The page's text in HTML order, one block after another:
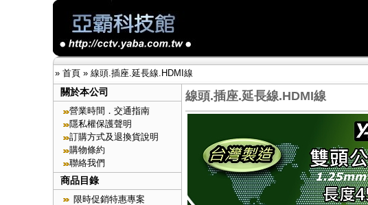
» 首頁» 線頭.插座.延長線.HDMI線
關於本公司
營業時間．交通指南
隱私權保護聲明
訂購方式及退換貨說明
購物條約
聯絡我們
商品目錄
限時促銷特惠專案
線頭.插座.延長線.HDMI線